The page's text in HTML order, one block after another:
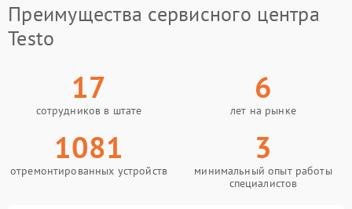
Преимущества сервисного центра
Testo
17
сотрудников в штате
6
лет на рынке
1081
отремонтированных устройств
3
минимальный опыт работы
специалистов